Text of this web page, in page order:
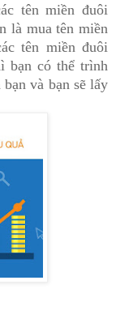
tên miền đuôi
là mua tên miền
tên miền đuôi
bạn có thể trình
và bạn sẽ lấy